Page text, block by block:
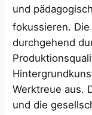
und
fokussieren.
durchgehend
Werktreue aus.
und die